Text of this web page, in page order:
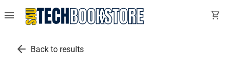
menu shopping_cart
arrow_back Back to results